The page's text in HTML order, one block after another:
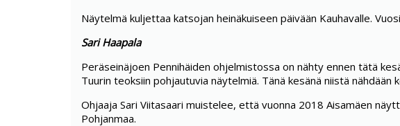
Näytelmä kuljettaa katsojan heinäkuiseen päivään Kauhavalle.
Sari Haapala
Peräseinäjoen Pennihäiden ohjelmistossa on nähty ennen tätä
Tuurin teoksiin pohjautuvia näytelmiä. Tänä kesänä niistä nähdään
Ohjaaja Sari Viitasaari muistelee, että vuonna 2018 Aisamäen
Pohjanmaa.